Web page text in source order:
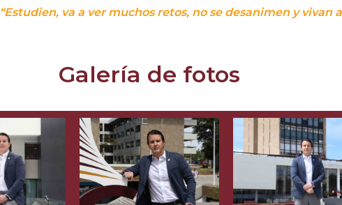
“Estudien, va a ver muchos retos, no se desanimen y vivan
Galería de fotos